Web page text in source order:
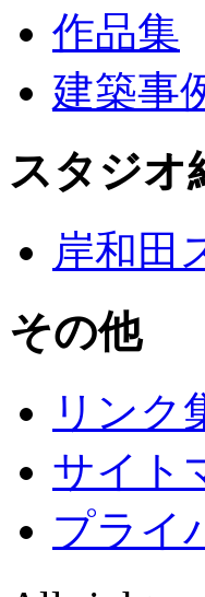
作品集
建築事
スタジオ
岸和田
その他
リンク
サイト
プライ